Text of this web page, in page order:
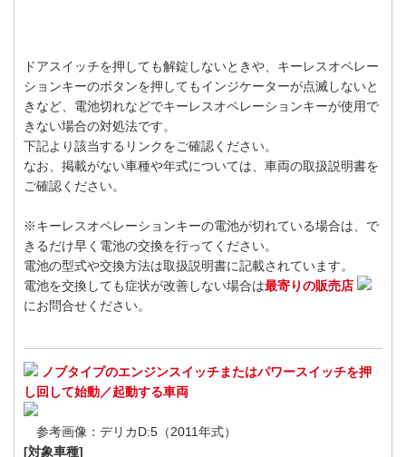
ドアスイッチを押しても解錠しないときや、キーレスオペレー
ションキーのボタンを押してもインジケーターが点滅しないと
きなど、電池切れなどでキーレスオペレーションキーが使用で
きない場合の対処法です。
下記より該当するリンクをご確認ください。
なお、掲載がない車種や年式については、車両の取扱説明書を
ご確認ください。
※キーレスオペレーションキーの電池が切れている場合は、で
きるだけ早く電池の交換を行ってください。
電池の型式や交換方法は取扱説明書に記載されています。
電池を交換しても症状が改善しない場合は最寄りの販売店
にお問合せください。
ノブタイプのエンジンスイッチまたはパワースイッチを押
し回して始動／起動する車両
参考画像：デリカD:5（2011年式）
[対象車種]